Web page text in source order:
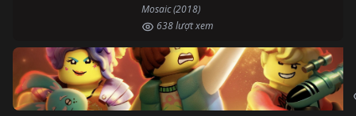
Mosaic (2018)
638 lượt xem